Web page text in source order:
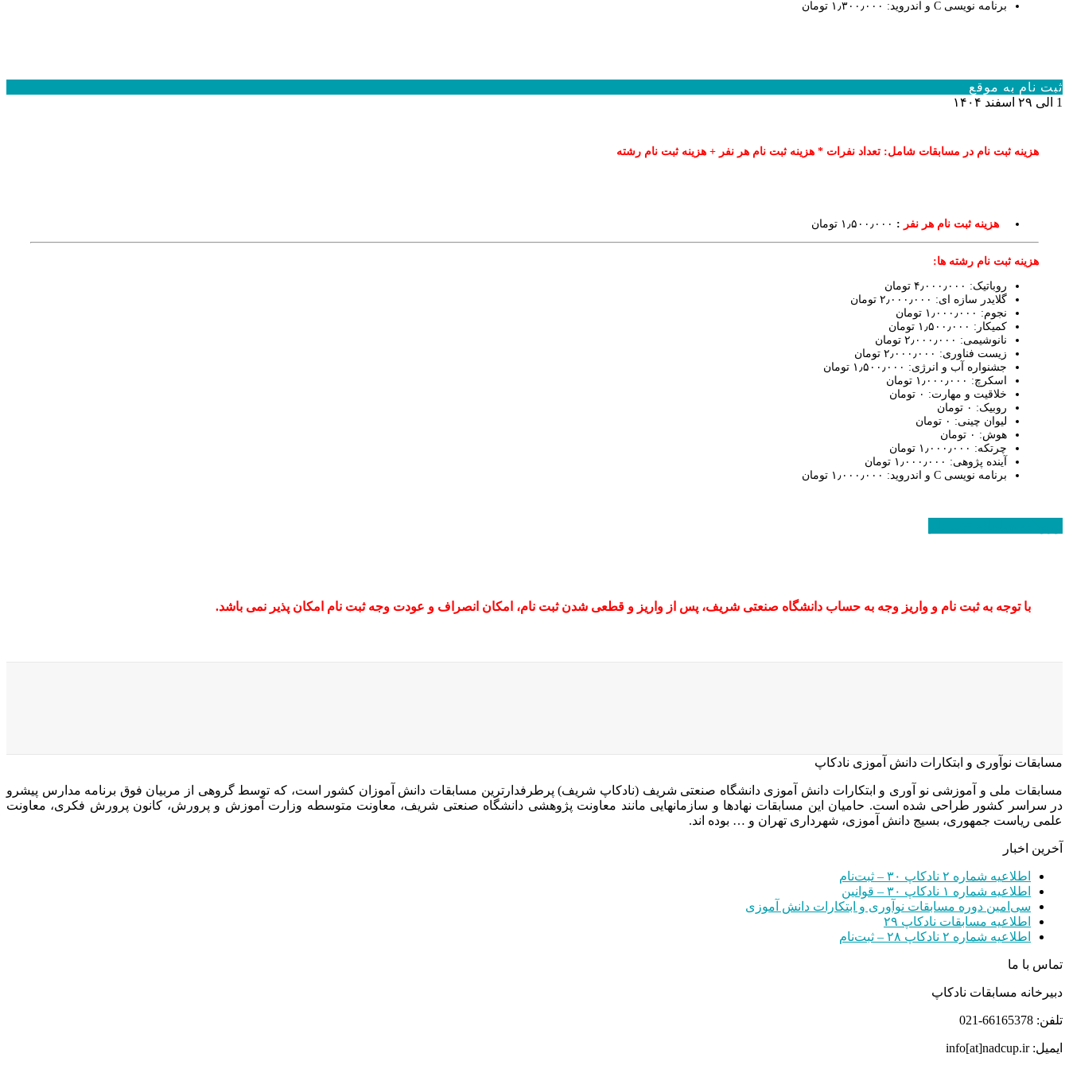
برنامه نویسی C و اندروید: ۱٫۳۰۰٫۰۰۰ تومان
ثبت نام به موقع
1 الی ۲۹ اسفند ۱۴۰۴
هزینه ثبت نام در مسابقات شامل: تعداد نفرات * هزینه ثبت نام هر نفر + هزینه ثبت نام رشته
هزینه ثبت نام هر نفر :
هزینه ثبت نام رشته ها:
روباتیک: ۴٫۰۰۰٫۰۰۰ تومان
گلایدر سازه ای: ۲٫۰۰۰٫۰۰۰ تومان
نجوم: ۱٫۰۰۰٫۰۰۰ تومان
کمیکار: ۱٫۵۰۰٫۰۰۰ تومان
نانوشیمی: ۲٫۰۰۰٫۰۰۰ تومان
زیست فناوری: ۲٫۰۰۰٫۰۰۰ تومان
جشنواره آب و انرژی: ۱٫۵۰۰٫۰۰۰ تومان
اسکرچ: ۱٫۰۰۰٫۰۰۰ تومان
خلاقیت و مهارت: ۰ تومان
روبیک: ۰ تومان
لیوان چینی: ۰ تومان
هوش: ۰ تومان
چرتکه: ۱٫۰۰۰٫۰۰۰ تومان
آینده پژوهی: ۱٫۰۰۰٫۰۰۰ تومان
برنامه نویسی C و اندروید: ۱٫۰۰۰٫۰۰۰ تومان
با توجه به ثبت نام و واریز وجه به حساب دانشگاه صنعتی شریف، پس از واریز و قطعی شدن ثبت نام، امکان انصراف و عودت وجه ثبت نام امکان پذیر نمی باشد.
مسابقات نوآوری و ابتکارات دانش آموزی نادکاپ
مسابقات ملی و آموزشی نو آوری و ابتکارات دانش آموزی دانشگاه صنعتی شریف (نادکاپ شریف) پرطرفدارترین مسابقات دانش آموزان کشور است، که توسط گروهی از مربیان فوق برنامه مدارس پیشرو
در سراسر کشور طراحی شده است. حامیان این مسابقات نهادها و سازمانهایی مانند معاونت پژوهشی دانشگاه صنعتی شریف، معاونت متوسطه وزارت آموزش و پرورش، کانون پرورش فکری، معاونت
علمی ریاست جمهوری، بسیج دانش آموزی، شهرداری تهران و … بوده اند.
آخرین اخبار
اطلاعیه شماره ۲ نادکاپ ۳۰ – ثبت‌نام
اطلاعیه شماره ۱ نادکاپ ۳۰ – قوانین
سی‌امین دوره مسابقات نوآوری و ابتکارات دانش آموزی
اطلاعیه مسابقات نادکاپ ۲۹
اطلاعیه شماره ۲ نادکاپ ۲۸ – ثبت‌نام
تماس با ما
دبیرخانه مسابقات نادکاپ
تلفن: 66165378-021
ایمیل: info[at]nadcup.ir